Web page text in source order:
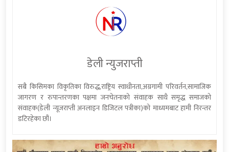
डेली न्युजराप्ती
सबै किसिमका विकृतिका विरुद्ध,राष्ट्रिय स्वाधीनता,अग्रगामी परिवर्तन,सामाजिक
जागरण र रुपान्तरणका पक्षमा जनचेतनाको संवाहक साथै समृद्ध समाजको
संवाहक(डेली न्यूजराप्ती अनलाइन डिजिटल पत्रीका)को माध्यमबाट हामी निरन्तर
डटिरहेका छौं।